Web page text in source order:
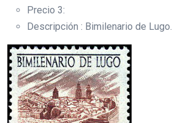
Precio 3:
Descripción : Bimilenario de Lugo.